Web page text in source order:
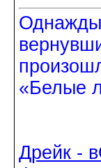
Однажды
«Белые
Дрейк -